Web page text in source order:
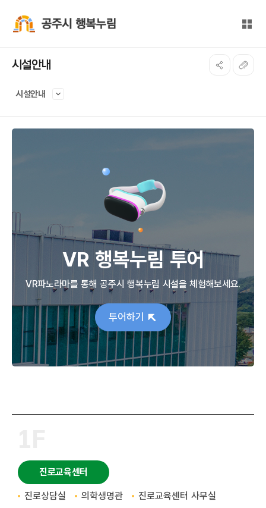
전체
시설안내
시설안내
VR 행복누림 투어
VR파노라마를 통해 공주시 행복누림 시설을 체험해보세요.
투어하기
진로교육센터
진로상담실 의학생명관 진로교육센터 사무실